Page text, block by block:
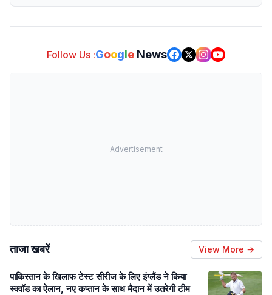
Follow Us :Google News
Advertisement
ताजा खबरें View More →
पाकिस्तान के खिलाफ टेस्ट सीरीज के लिए इंग्लैंड ने किया
स्क्वॉड का ऐलान, नए कप्तान के साथ मैदान में उतरेगी टीम